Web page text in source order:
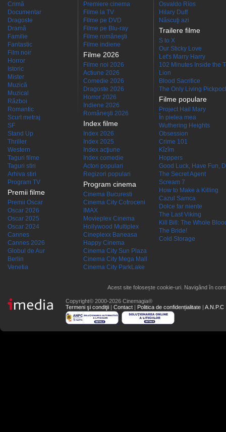
Crimă
Documentar
Dragoste
Dramă
Familie
Fantastic
Film noir
Horror
Istoric
Mister
Muzică
Muzical
Război
Romantic
Scurt metraj
SF
Stand Up
Thriller
Western
Taguri filme
Taguri stiri
Arhiva stiri
Program TV
Premii filme
Premii Oscar
Oscar 2026
Oscar 2025
Oscar 2024
Cannes
Cannes 2026
Globul de Aur
Berlin
Venetia
Premiere cinema
Filme la TV
Filme pe DVD
Filme pe Blu-ray
Filme româneşti
Filme indiene
Filme 2026
Filme noi 2026
Actiune 2026
Comedie 2026
Dragoste 2026
Horror 2026
Indiene 2026
Româneşti 2026
Index filme
Index 2026
Index 2025
Index acţiune
Index comedie
Actori populari
Regizori populari
Program cinema
Cinema Bucuresti
Cinema City Cotroceni
IMAX
Movieplex Cinema
Hollywood Multiplex
Cineplexx Baneasa
Happy Cinema
Cinema City Sun Plaza
Cinema City Mega Mall
Cinema City ParkLake
Osvaldo Ríos
Hilary Duff
Născuţi azi
Trailere filme
S to X
Our Sticky Love
Let's Marry Harry
102 Minutes Inside the
Lion
Blood Sacrifice
The Only Living
Filme populare
Project Hail Mary
În pielea mea
Wuthering Heights
Obsession
Crime 101
Kîzîm
Hoppers
Good Luck, Have Fun,
The Secret Agent
Scream 7
How to Make a Killing
Cazul Samca
Dolce far niente
The Last Viking
Kill Bill: The Whole
The Bride!
Cold Storage
Acest site folosește cookie-uri. Navigând în
Copyright© 2000-2026 Cinemagia®
Termeni şi condiţii | Contact | Politica de confidențialitate | A.N.P.C